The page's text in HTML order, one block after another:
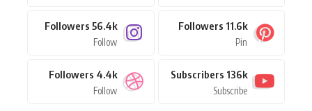
11.6k
Followers
Pin
56.4k
Followers
Follow
136k
Subscribers
Subscribe
4.4k
Followers
Follow